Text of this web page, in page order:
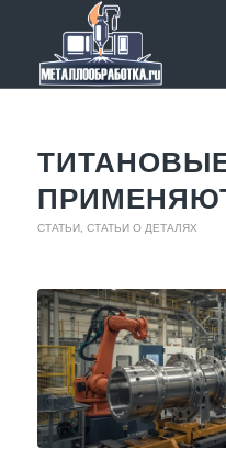
СТАТЬИ, СТАТЬИ О ДЕТАЛЯХ